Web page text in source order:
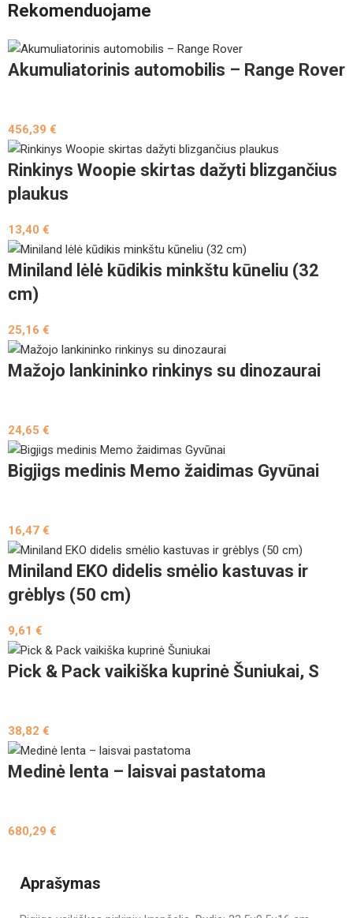
Rekomenduojame
Akumuliatorinis automobilis – Range Rover
456,39€
Rinkinys Woopie skirtas dažyti blizgančius
plaukus
13,40€
Miniland lėlė kūdikis minkštu kūneliu (32
cm)
25,16€
Mažojo lankininko rinkinys su dinozaurai
24,65€
Bigjigs medinis Memo žaidimas Gyvūnai
16,47€
Miniland EKO didelis smėlio kastuvas ir
grėblys (50 cm)
9,61€
Pick & Pack vaikiška kuprinė Šuniukai, S
38,82€
Medinė lenta – laisvai pastatoma
680,29€
Aprašymas